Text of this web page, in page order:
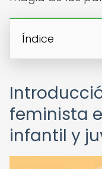
Índice
feminista
infantil y